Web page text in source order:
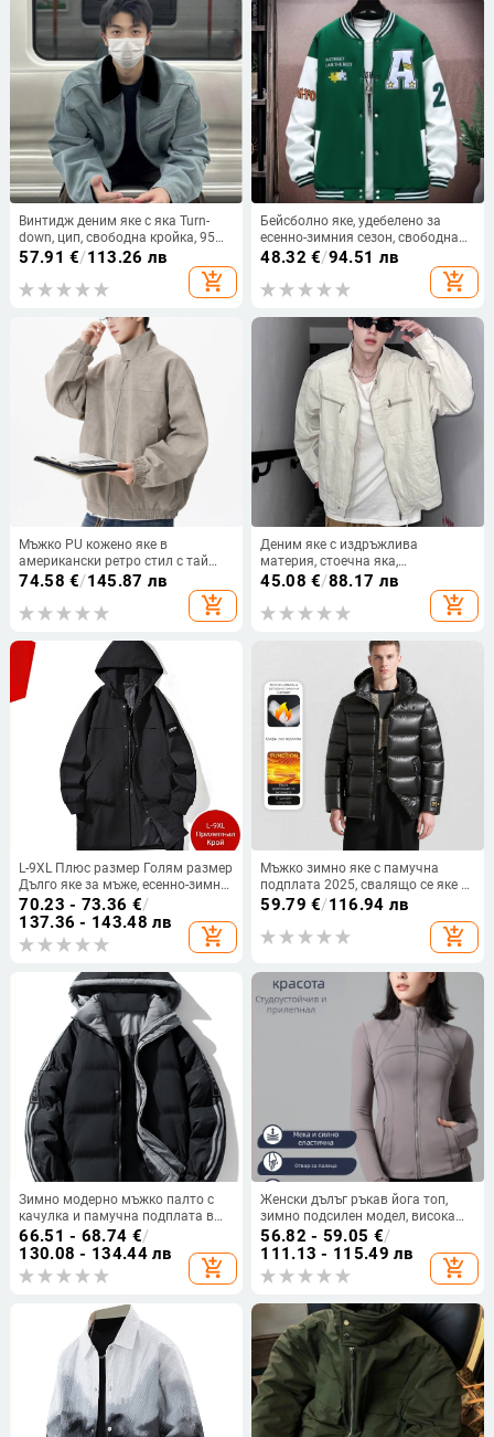
Винтидж деним яке с яка Turn-
down, цип, свободна кройка, 95%
памук
57.91 €/113.26 лв
add_shopping_cart
Бейсболно яке, удебелено за
есенно-зимния сезон, свободна
кройка, памучно с подплата от
флийс в цветово блоков дизайн,
стояща яка
48.32 €/94.51 лв
add_shopping_cart
Мъжко PU кожено яке в
американски ретро стил с тай
дай принт, есен, висококачествен
74.58 €/145.87 лв
add_shopping_cart
Деним яке с издръжлива
материя, стоечна яка,
закопчаване с цип, свободна
кройка и множество джобове
45.08 €/88.17 лв
add_shopping_cart
L-9XL Плюс размер Голям размер
Дълго яке за мъже, есенно-зимно,
модерно, универсално, свободно,
с памучна подплата, плюс
размер
70.23 - 73.36 €/
137.36 - 143.48 лв
add_shopping_cart
Мъжко зимно яке с памучна
подплата 2025, свалящо се яке с
качулка, топло памучно
презгранично 3D студоустойчиво
59.79 €/116.94 лв
add_shopping_cart
Зимно модерно мъжко палто с
качулка и памучна подплата в
стил Хонконг, красиво,
универсално, пухкаво, голям
размер, плюс удебелено топло
яке с памучна подплата, мъжко
66.51 - 68.74 €/
130.08 - 134.44 лв
add_shopping_cart
Женски дълъг ръкав йога топ,
зимно подсилен модел, висока
която, тясно прилепващ за
тренировки
56.82 - 59.05 €/
111.13 - 115.49 лв
add_shopping_cart